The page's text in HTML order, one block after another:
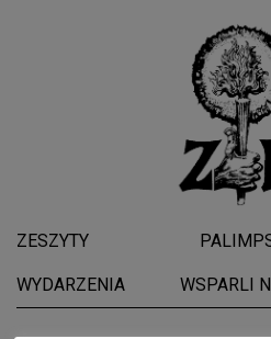
ZESZYTY
WYDARZENIA WSPARLI